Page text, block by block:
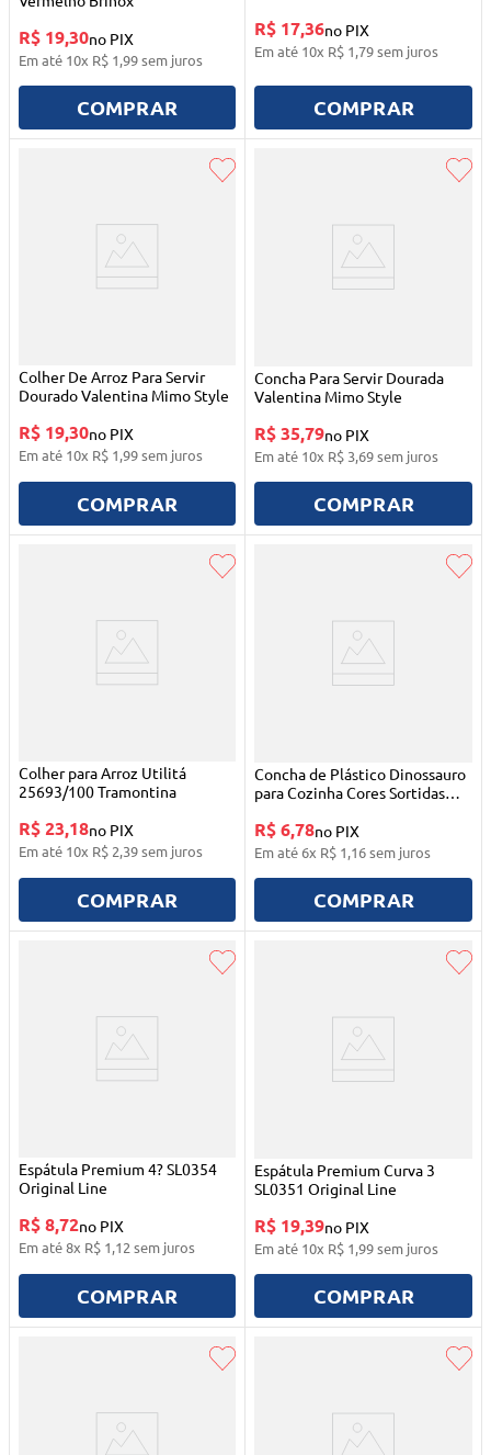
R$ 19,30no PIX
Em até 10x R$ 1,99sem juros
COMPRAR
R$ 17,36no PIX
Em até 10x R$ 1,79sem juros
COMPRAR
Colher De Arroz Para Servir
Dourado Valentina Mimo Style
R$ 19,30no PIX
Em até 10x R$ 1,99sem juros
COMPRAR
Concha Para Servir Dourada
Valentina Mimo Style
R$ 35,79no PIX
Em até 10x R$ 3,69sem juros
COMPRAR
Colher para Arroz Utilitá
25693/100 Tramontina
R$ 23,18no PIX
Em até 10x R$ 2,39sem juros
COMPRAR
Concha de Plástico Dinossauro
para Cozinha Cores Sortidas
R$ 6,78no PIX
Em até 6x R$ 1,16sem juros
COMPRAR
Espátula Premium 4? SL0354
Original Line
R$ 8,72no PIX
Em até8x R$ 1,12 sem juros
COMPRAR
Espátula Premium Curva 3
SL0351 Original Line
R$ 19,39no PIX
Em até 10x R$ 1,99sem juros
COMPRAR